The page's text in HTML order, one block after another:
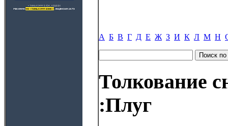
А Б В Г Д Е Ж З И К Л М Н
Толкование
:Плуг